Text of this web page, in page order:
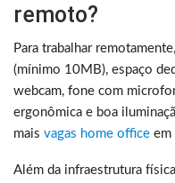
remoto?
Para trabalhar
(mínimo 10MB), espaço
webcam, fone com
ergonômica e boa
mais vagas home office em
Além da infraestrutura